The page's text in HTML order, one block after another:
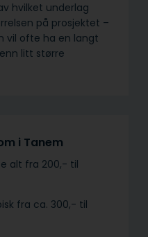
hvilket underlag
på prosjektet –
vil ofte ha en langt
litt større
i Tanem
alt fra 200,- til
fra ca. 300,- til